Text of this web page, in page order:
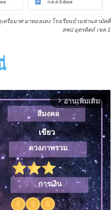
รือมาศ มาทองแดง โรงเรียนบ้านซ่านสามัคคี
สพป.อุตรดิตถ์ เขต 1
arrow_forward_ios อ่านเพิ่มเติม